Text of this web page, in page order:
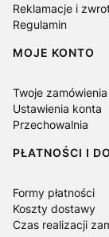
Reklamacje i
Regulamin
MOJE KONTO
Twoje zamówienia
Ustawienia konta
Przechowalnia
PŁATNOŚCI I
Formy płatności
Koszty dostawy
Czas realizacji